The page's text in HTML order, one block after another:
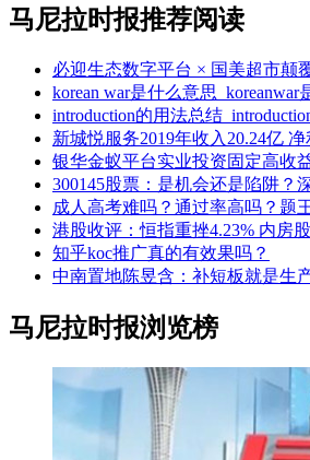
马尼拉时报推荐阅读
必迎生态数字平台 × 国美超市颠
korean war是什么意思_koreanwar
introduction的用法总结
新城悦服务2019年收入20.24亿
银华金蚁平台实业投资固定高收
300145股票：是机会还是陷阱？
成人高考难吗？通过率高吗？题
港股收评：恒指重挫4.23% 内房
知乎koc推广真的有效果吗？
中南置地陈昱含：补短板就是生
马尼拉时报浏览榜